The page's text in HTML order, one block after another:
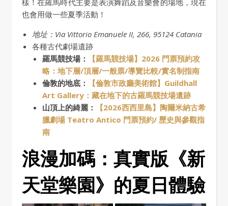
也會用做一些夏季活動！
地址：Via Vittorio Emanuele II, 266, 95124 Catania
各種古代劇場遺跡
羅馬競技場：
【羅馬競技場】2026 門票預約攻
略：地下層/頂層/一般票/導覽比較/實名制指南
倫敦的地底：
【倫敦市政廳美術館】Guildhall
Art Gallery：藏在地下的古羅馬競技場遺跡
山頂上的綺麗：
【2026西西里島】陶爾米納古希
臘劇場 Teatro Antico 門票預約/ 歷史與參觀指
南
浪漫加碼：真實版《新
天堂樂園》的夏日體驗